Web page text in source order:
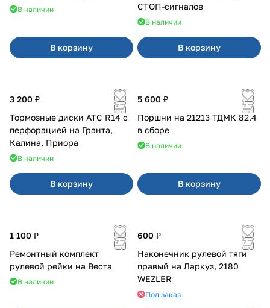
В наличии
В корзину
СТОП-сигналов
В наличии
В корзину
3 200 ₽
Тормозные диски АТС R14 с
перфорацией на Гранта,
Калина, Приора
В наличии
В корзину
5 600 ₽
Поршни на 21213 ТДМК 82,4
в сборе
В наличии
В корзину
1 100 ₽
Ремонтный комплект
рулевой рейки на Веста
В наличии
600 ₽
Наконечник рулевой тяги
правый на Ларкуз, 2180
WEZLER
Под заказ